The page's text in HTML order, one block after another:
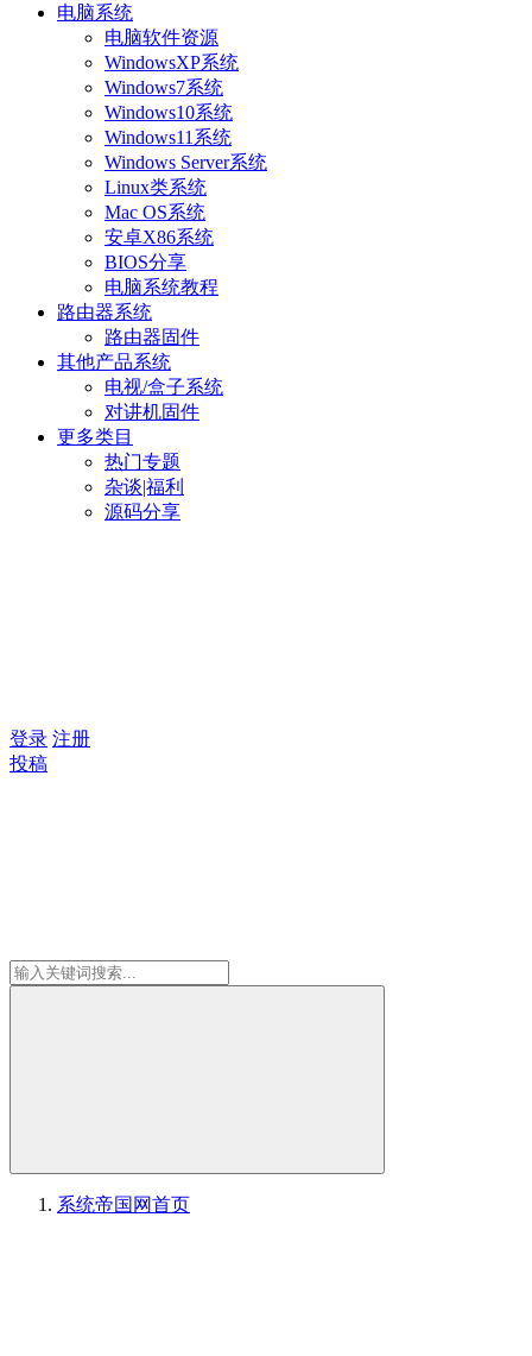
电脑系统
电脑软件资源
WindowsXP系统
Windows7系统
Windows10系统
Windows11系统
Windows Server系统
Linux类系统
Mac OS系统
安卓X86系统
BIOS分享
电脑系统教程
路由器系统
路由器固件
其他产品系统
电视/盒子系统
对讲机固件
更多类目
热门专题
杂谈|福利
源码分享
登录 注册
投稿
系统帝国网首页